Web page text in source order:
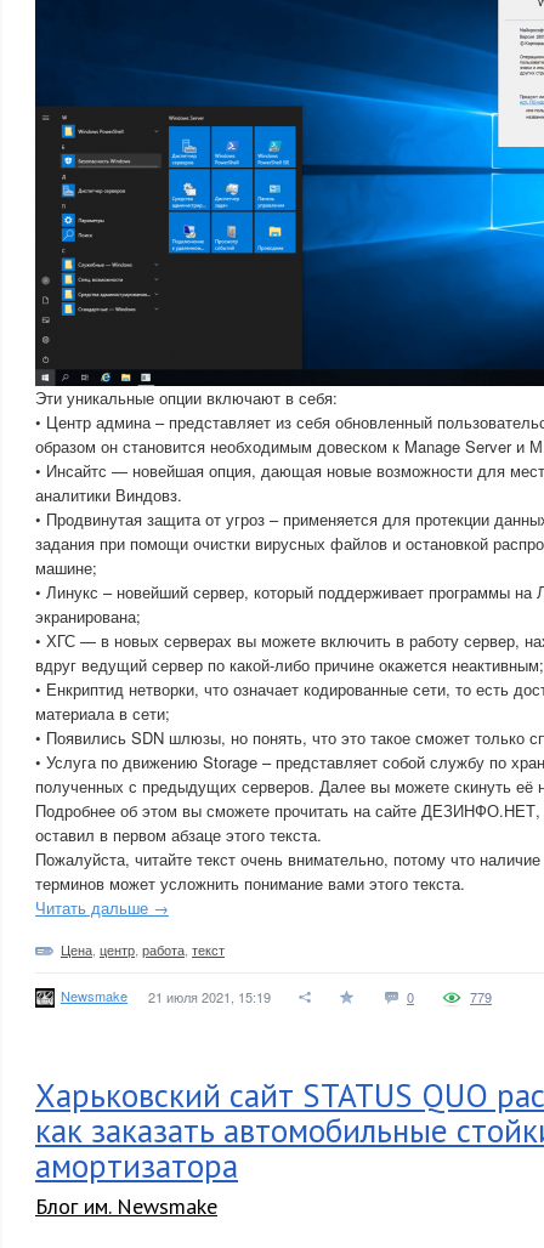
Эти уникальные опции включают в себя:
• Центр админа – представляет из себя обновленный
образом он становится необходимым довеском к Manage Server и
• Инсайтс — новейшая опция, дающая новые возможности для
аналитики Виндовз.
• Продвинутая защита от угроз – применяется для протекции
задания при помощи очистки вирусных файлов и остановкой
машине;
• Линукс – новейший сервер, который поддерживает программы на
экранирована;
• ХГС — в новых серверах вы можете включить в работу сервер,
вдруг ведущий сервер по какой-либо причине окажется неактивным;
• Енкриптид нетворки, что означает кодированные сети, то есть
материала в сети;
• Появились SDN шлюзы, но понять, что это такое сможет только
• Услуга по движению Storage – представляет собой службу по
полученных с предыдущих серверов. Далее вы можете скинуть её
Подробнее об этом вы сможете прочитать на сайте ДЕЗИНФО.НЕТ,
оставил в первом абзаце этого текста.
Пожалуйста, читайте текст очень внимательно, потому что
терминов может усложнить понимание вами этого текста.
Читать дальше →
Цена центр работа текст
Newsmake 21 июля 2021, 15:19 0 779
Харьковский сайт STATUS QUO
как заказать автомобильные
амортизатора
Блог им. Newsmake